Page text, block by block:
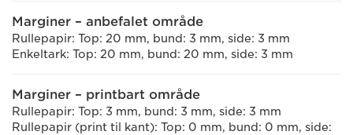
Marginer – anbefalet område
Rullepapir: Top: 20 mm, bund: 3 mm, side: 3 mm
Enkeltark: Top: 20 mm, bund: 20 mm, side: 3 mm
Marginer – printbart område
Rullepapir: Top: 3 mm, bund: 3 mm, side: 3 mm
Rullepapir (print til kant): Top: 0 mm, bund: 0 mm, side: